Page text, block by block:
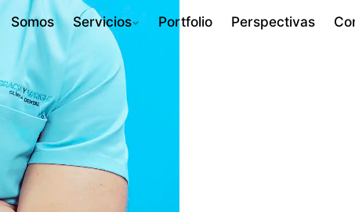
Somos Servicios Portfolio Perspectivas